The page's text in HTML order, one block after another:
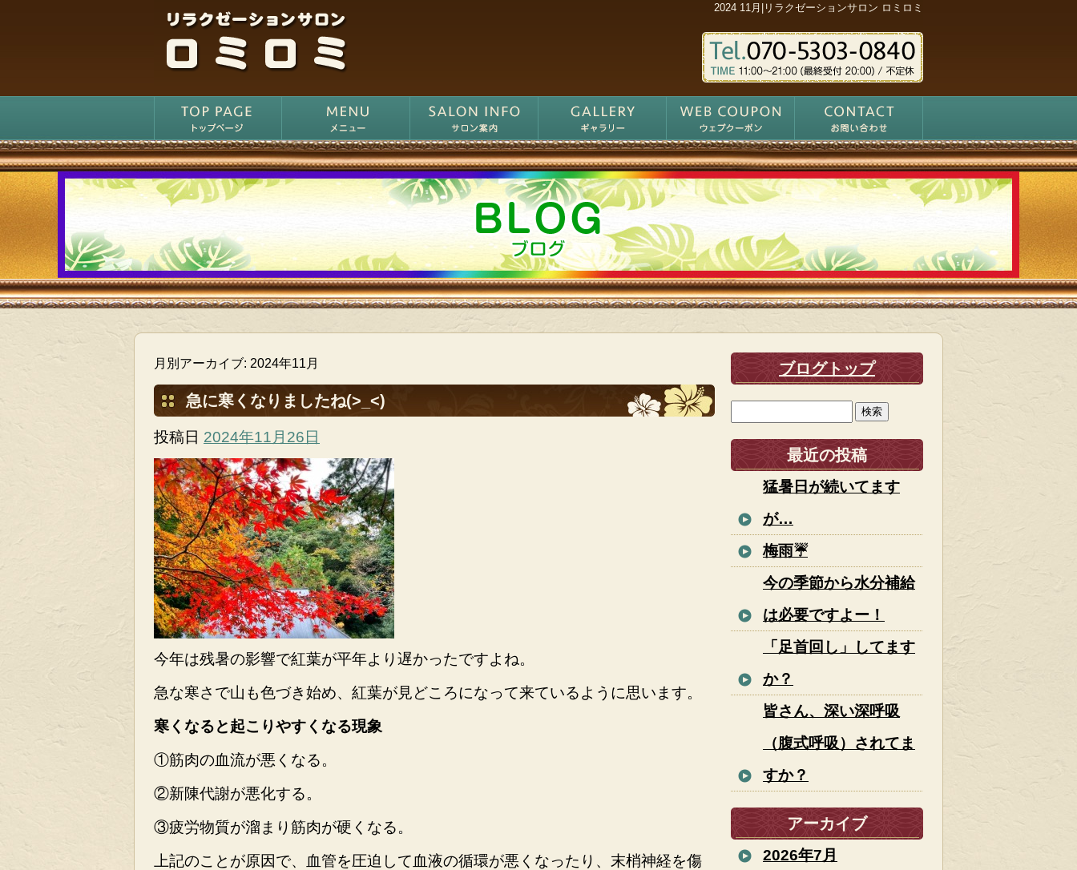
2024 11月|リラクゼーションサロン ロミロミ
月別アーカイブ: 2024年11月
急に寒くなりましたね(>_<)
投稿日 2024年11月26日
今年は残暑の影響で紅葉が平年より遅かったですよね。
急な寒さで山も色づき始め、紅葉が見どころになって来ているように思います。
寒くなると起こりやすくなる現象
①筋肉の血流が悪くなる。
②新陳代謝が悪化する。
③疲労物質が溜まり筋肉が硬くなる。
上記のことが原因で、血管を圧迫して血液の循環が悪くなったり、末梢神経を傷
ブログトップ
最近の投稿
猛暑日が続いてます
が…
梅雨☔
今の季節から水分補給
は必要ですよー！
「足首回し」してます
か？
皆さん、深い深呼吸
（腹式呼吸）されてま
すか？
アーカイブ
2026年7月